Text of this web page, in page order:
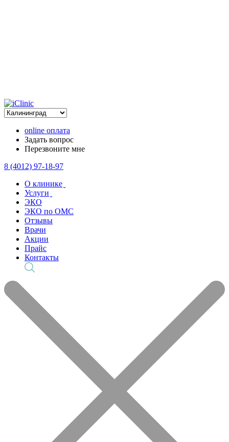
online оплата
Задать вопрос
Перезвоните мне
8 (4012) 97-18-97
О клинике ̬
Услуги ̬
ЭКО
ЭКО по ОМС
Отзывы
Врачи
Акции
Прайс
Контакты